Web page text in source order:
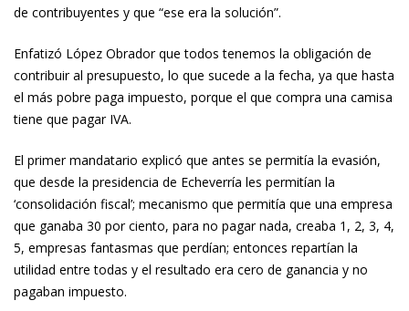
de contribuyentes y que “ese era la solución”.
Enfatizó López Obrador que todos tenemos la obligación de
contribuir al presupuesto, lo que sucede a la fecha, ya que hasta
el más pobre paga impuesto, porque el que compra una camisa
tiene que pagar IVA.
El primer mandatario explicó que antes se permitía la evasión,
que desde la presidencia de Echeverría les permitían la
‘consolidación fiscal’; mecanismo que permitía que una empresa
que ganaba 30 por ciento, para no pagar nada, creaba 1, 2, 3, 4,
5, empresas fantasmas que perdían; entonces repartían la
utilidad entre todas y el resultado era cero de ganancia y no
pagaban impuesto.